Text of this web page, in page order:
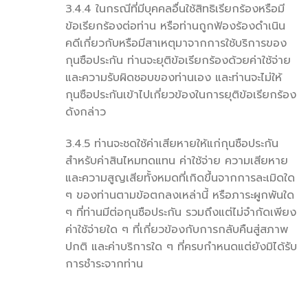
3.4.4 ในกรณีที่มีบุคคลอื่นใช้สิทธิเรียกร้องหรือมี
ข้อเรียกร้องต่อท่าน หรือท่านถูกฟ้องร้องดำเนิน
คดีเกี่ยวกับหรือมีสาเหตุมาจากการใช้บริการของ
กุนซือประกัน ท่านจะยุติข้อเรียกร้องด้วยค่าใช้จ่าย
และความรับผิดชอบของท่านเอง และท่านจะไม่ให้
กุนซือประกันเข้าไปเกี่ยวข้องในการยุติข้อเรียกร้อง
ดังกล่าว
3.4.5 ท่านจะชดใช้ค่าเสียหายให้แก่กุนซือประกัน
สำหรับค่าสินไหมทดแทน ค่าใช้จ่าย ความเสียหาย
และความสูญเสียทั้งหมดที่เกิดขึ้นจากการละเมิดใด
ๆ ของท่านตามข้อตกลงเหล่านี้ หรือภาระผูกพันใด
ๆ ที่ท่านมีต่อกุนซือประกัน รวมถึงแต่ไม่จำกัดเพียง
ค่าใช้จ่ายใด ๆ ที่เกี่ยวข้องกับการกลับคืนสู่สภาพ
ปกติ และค่าบริการใด ๆ ที่ครบกำหนดแต่ยังมิได้รับ
การชำระจากท่าน